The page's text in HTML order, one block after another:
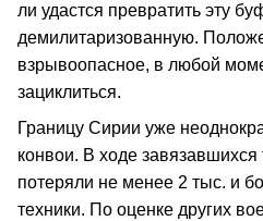
ли удастся превратить эту
демилитаризованную.
взрывоопасное, в любой
зациклиться.
Границу Сирии уже
конвои. В ходе
потеряли не менее 2 тыс. и
техники. По оценке других